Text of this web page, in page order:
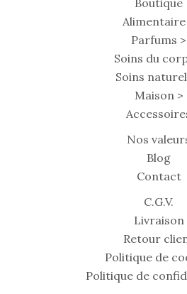
Alimentaire
Parfums >
Soins du
Soins
Maison >
Nos
Blog
Contact
C.G.V.
Livraison
Retour
Politique de
Politique de